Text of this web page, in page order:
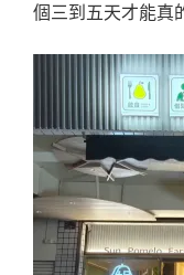
個三到五天才能真